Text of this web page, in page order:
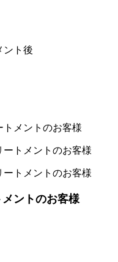
メントのお客様
ントのお客様